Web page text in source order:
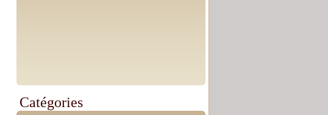
Catégories